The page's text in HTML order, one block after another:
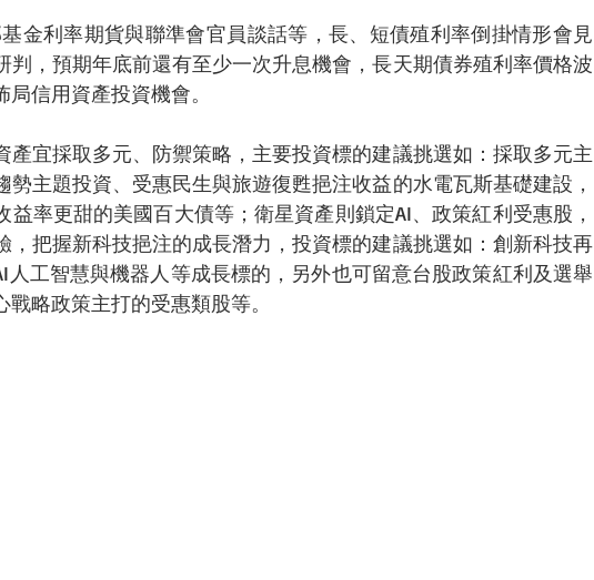
基金利率期貨與聯準會官員談話等，長、短債殖利率倒掛情形會見
判，預期年底前還有至少一次升息機會，長天期債券殖利率價格波
信用資產投資機會。
產宜採取多元、防禦策略，主要投資標的建議挑選如：採取多元主
勢主題投資、受惠民生與旅遊復甦挹注收益的水電瓦斯基礎建設，
益率更甜的美國百大債等；衛星資產則鎖定AI、政策紅利受惠股，
，把握新科技挹注的成長潛力，投資標的建議挑選如：創新科技再
人工智慧與機器人等成長標的，另外也可留意台股政策紅利及選舉
略政策主打的受惠類股等。